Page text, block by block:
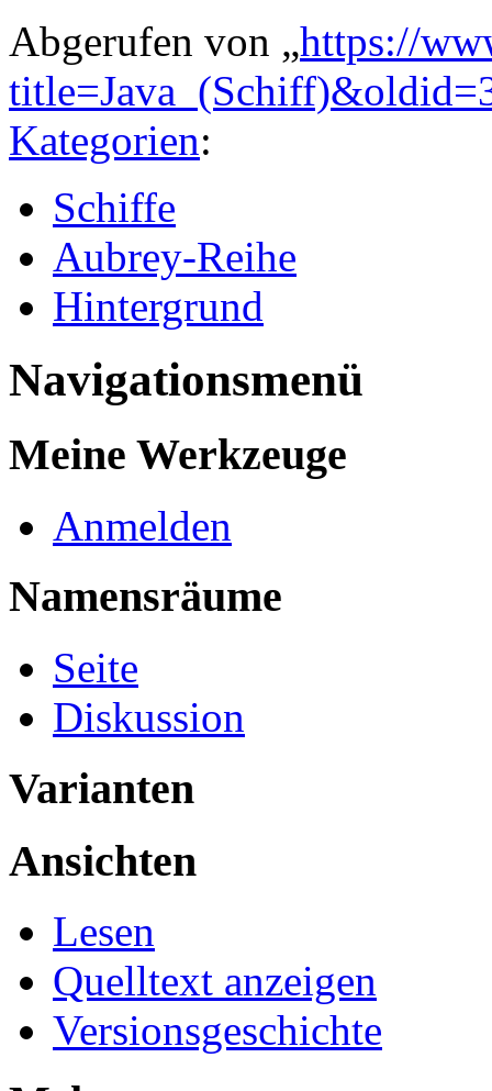
Abgerufen von „https://
Kategorien:
Schiffe
Aubrey-Reihe
Hintergrund
Navigationsmenü
Meine Werkzeuge
Anmelden
Namensräume
Seite
Diskussion
Varianten
Ansichten
Lesen
Quelltext anzeigen
Versionsgeschichte